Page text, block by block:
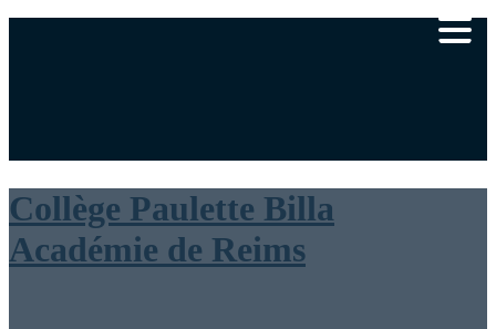
Collège Paulette Billa
Académie de Reims